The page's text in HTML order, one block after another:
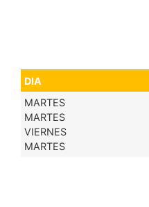
DIA
MARTES
MARTES
VIERNES
MARTES